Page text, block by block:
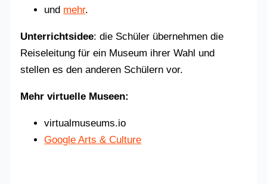
und mehr.
Unterrichtsidee: die Schüler übernehmen die
Reiseleitung für ein Museum ihrer Wahl und
stellen es den anderen Schülern vor.
Mehr virtuelle Museen:
virtualmuseums.io
Google Arts & Culture